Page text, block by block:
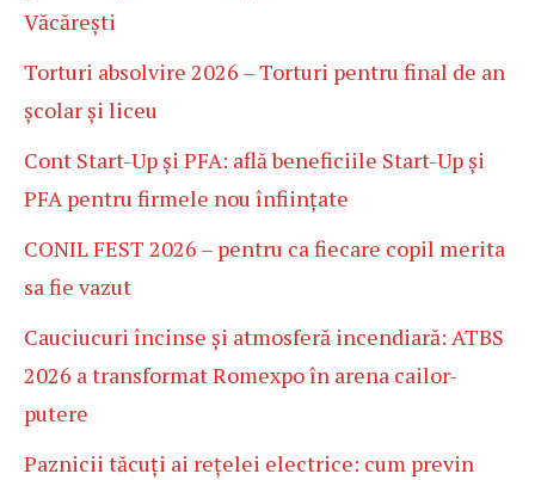
Văcărești
Torturi absolvire 2026 – Torturi pentru final de an
școlar și liceu
Cont Start-Up și PFA: află beneficiile Start-Up și
PFA pentru firmele nou înființate
CONIL FEST 2026 – pentru ca fiecare copil merita
sa fie vazut
Cauciucuri încinse și atmosferă incendiară: ATBS
2026 a transformat Romexpo în arena cailor-
putere
Paznicii tăcuți ai rețelei electrice: cum previn